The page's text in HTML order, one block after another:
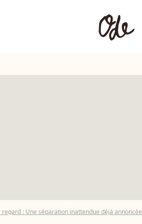
: Une séparation inattendue déjà annoncée